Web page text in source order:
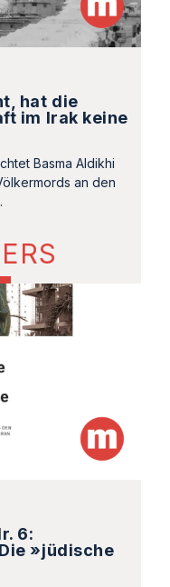
hat die
im Irak keine
Basma Aldikhi
an den
6:
»jüdische